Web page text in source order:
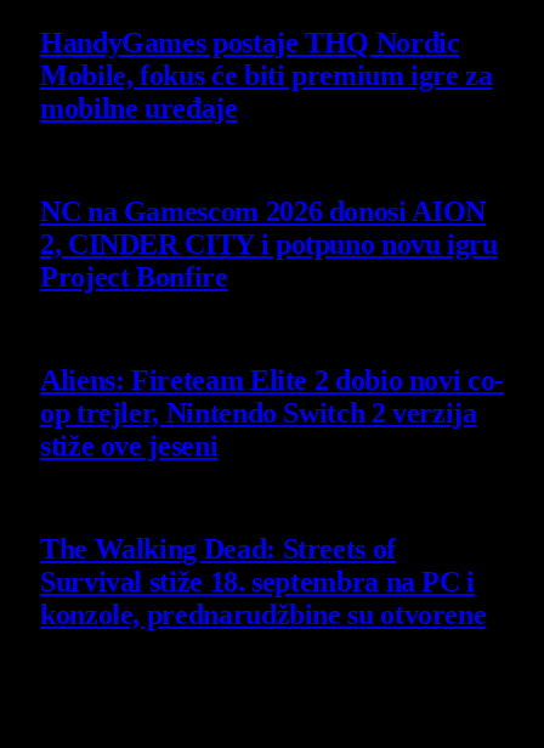
HandyGames postaje THQ Nordic
Mobile, fokus će biti premium igre za
mobilne uređaje
NC na Gamescom 2026 donosi AION
2, CINDER CITY i potpuno novu igru
Project Bonfire
Aliens: Fireteam Elite 2 dobio novi co-
op trejler, Nintendo Switch 2 verzija
stiže ove jeseni
The Walking Dead: Streets of
Survival stiže 18. septembra na PC i
konzole, prednarudžbine su otvorene